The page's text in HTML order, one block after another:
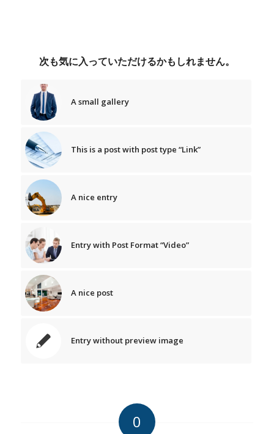
次も気に入っていただけるかもしれません。
A small gallery
This is a post with post type “Link”
A nice entry
Entry with Post Format “Video”
A nice post
Entry without preview image
0